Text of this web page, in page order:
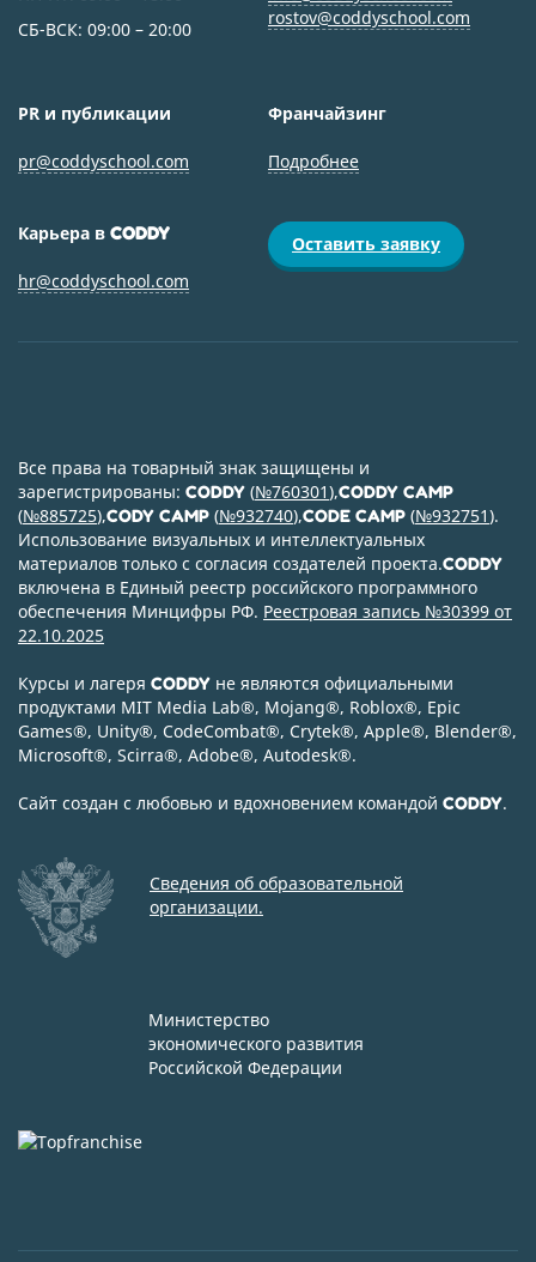
СБ-ВСК: 09:00 – 20:00
rostov@coddyschool.com
PR и публикации
pr@coddyschool.com
Франчайзинг
Подробнее
Карьера в CODDY
hr@coddyschool.com
Оставить заявку
Все права на товарный знак защищены и
зарегистрированы: CODDY (№760301),CODDY CAMP
(№885725),CODY CAMP (№932740),CODE CAMP (№932751).
Использование визуальных и интеллектуальных
материалов только с согласия создателей проекта.CODDY
включена в Единый реестр российского программного
обеспечения Минцифры РФ. Реестровая запись №30399 от
22.10.2025
Курсы и лагеря CODDY не являются официальными
продуктами MIT Media Lab®, Mojang®, Roblox®, Epic
Games®, Unity®, CodeСombat®, Crytek®, Apple®, Blender®,
Microsoft®, Scirra®, Adobe®, Autodesk®.
Сайт создан с любовью и вдохновением командой CODDY.
Сведения об образовательной
организации.
Министерство
экономического развития
Российской Федерации